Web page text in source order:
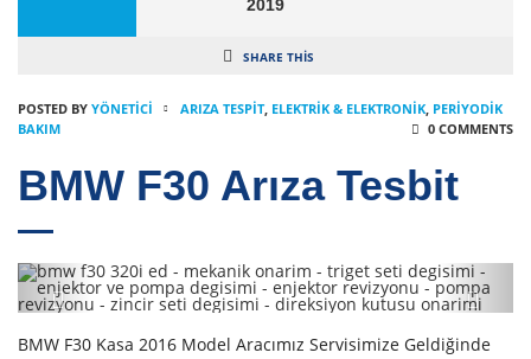
2019
SHARE THIS
POSTED BY YÖNETICI ARIZA TESPIT, ELEKTRIK & ELEKTRONIK, PERIYODIK
BAKIM
0 COMMENTS
BMW F30 Arıza Tesbit
BMW F30 Kasa 2016 Model Aracımız Servisimize Geldiğinde